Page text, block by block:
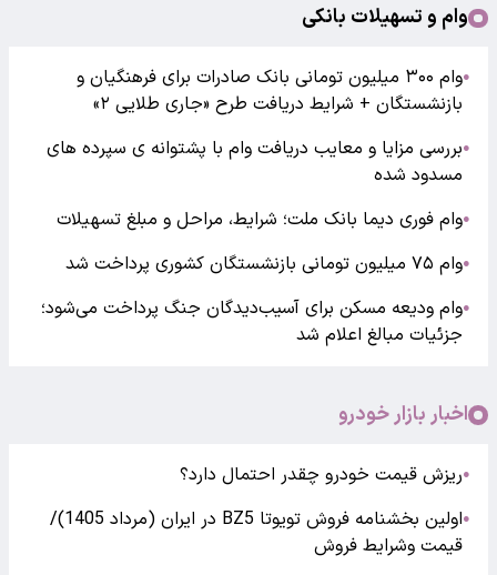
وام و تسهیلات بانکی
●
وام ۳۰۰ میلیون تومانی بانک صادرات برای فرهنگیان و
بازنشستگان + شرایط دریافت طرح «جاری طلایی ۲»
●بررسی مزایا و معایب دریافت وام با پشتوانه ی سپرده های
مسدود شده
●وام فوری دیما بانک ملت؛ شرایط، مراحل و مبلغ تسهیلات
●وام ۷۵ میلیون تومانی بازنشستگان کشوری پرداخت شد
●وام ودیعه مسکن برای آسیب‌دیدگان جنگ پرداخت می‌شود؛
جزئیات مبالغ اعلام شد
اخبار بازار خودرو
●ریزش قیمت خودرو چقدر احتمال دارد؟
●
اولین بخشنامه فروش تویوتا BZ5 در ایران (مرداد 1405)/
قیمت وشرایط فروش